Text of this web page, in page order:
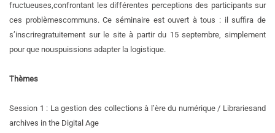
fructueuses,confrontant les différentes perceptions des participants sur
ces problèmescommuns. Ce séminaire est ouvert à tous : il suffira de
s’inscriregratuitement sur le site à partir du 15 septembre, simplement
pour que nouspuissions adapter la logistique.
Thèmes
Session 1 : La gestion des collections à l’ère du numérique / Librariesand
archives in the Digital Age